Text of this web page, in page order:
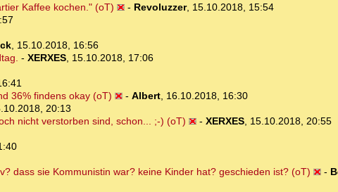
Kaffee kochen." (oT)
- Revoluzzer, 15.10.2018, 15:54
, 15.10.2018, 16:56
- XERXES, 15.10.2018, 17:06
36% findens okay (oT)
- Albert, 16.10.2018, 16:30
20:13
nicht verstorben sind, schon... ;-) (oT)
- XERXES, 15.10.2018, 20:55
dass sie Kommunistin war? keine Kinder hat? geschieden ist? (oT)
-